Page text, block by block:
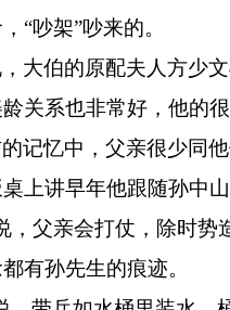
“吵架”吵来的。
大伯的原配夫人方少
关系也非常好，他的
记忆中，父亲很少同
上讲早年他跟随孙中
，父亲会打仗，除时
有孙先生的痕迹。